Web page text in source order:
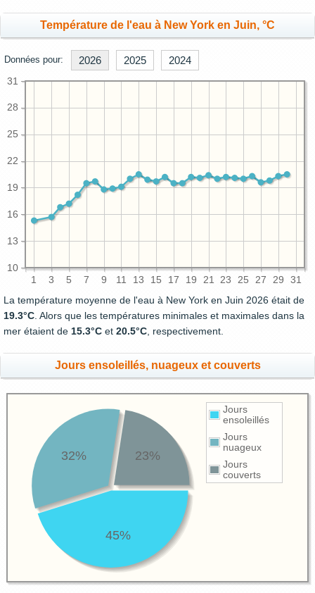
Température de l'eau à New York en Juin, °C
Données pour: 2026 2025 2024
1 3 5 7 9 11 13 15 17 19 21 23 25 27 29 31
10
13
16
19
22
25
28
31
La température moyenne de l'eau à New York en Juin 2026 était de
19.3°C . Alors que les températures minimales et maximales dans la
mer étaient de 15.3°C et 20.5°C , respectivement.
Jours ensoleillés, nuageux et couverts
Jours
ensoleillés
Jours
nuageux
Jours
couverts
45%
32% 23%